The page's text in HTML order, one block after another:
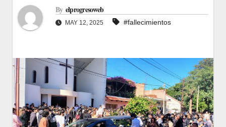
By elprogresoweb
MAY 12, 2025 #fallecimientos